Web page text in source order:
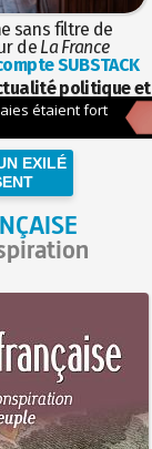
sans filtre de
de La France
SUBSTACK
politique et
de vue de
EXILÉ